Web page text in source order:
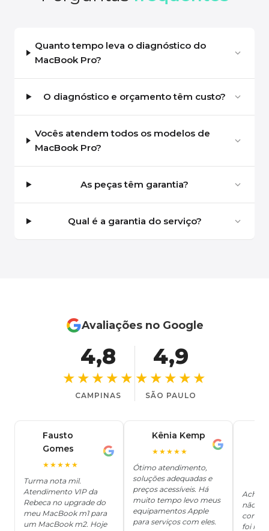
Quanto tempo leva o diagnóstico do
MacBook Pro?
O diagnóstico e orçamento têm custo?
Vocês atendem todos os modelos de
MacBook Pro?
As peças têm garantia?
Qual é a garantia do serviço?
Avaliações no Google
4,8
★★★★★
CAMPINAS
4,9
★★★★★
SÃO PAULO
Fausto
Gomes
★★★★★
Turma nota mil.
Atendimento VIP da
Rebeca no upgrade do
meu MacBook m1 para
um MacBook m2. Hoje
Kênia Kemp
★★★★★
Ótimo atendimento,
soluções adequadas e
preços acessíveis. Há
muito tempo levo meus
equipamentos Apple
para serviços com eles.
Achei
não
foi